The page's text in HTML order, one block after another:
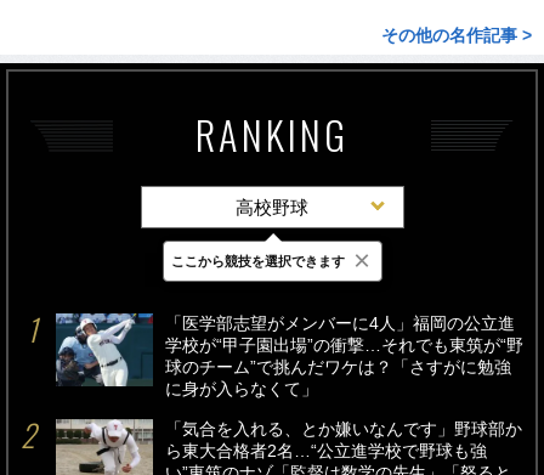
その他の名作記事 >
RANKING
高校野球
最新 24時間 週間
「医学部志望がメンバーに4人」福岡の公立進
学校が“甲子園出場”の衝撃…それでも東筑が“野
球のチーム”で挑んだワケは？「さすがに勉強
に身が入らなくて」
「気合を入れる、とか嫌いなんです」野球部か
ら東大合格者2名…“公立進学校で野球も強
ここから競技を選択できます ×